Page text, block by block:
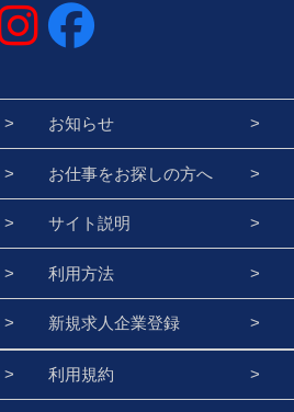
お知らせ
お仕事をお探しの方へ
サイト説明
利用方法
新規求人企業登録
利用規約